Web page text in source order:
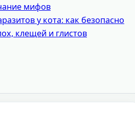
мифов
у кота: как безопасно
клещей и глистов